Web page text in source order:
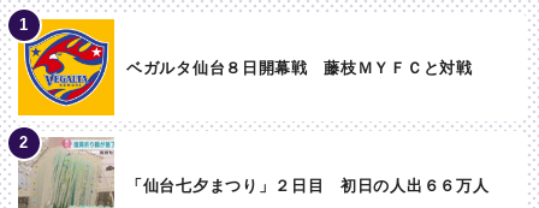
ベガルタ仙台８日開幕戦 藤枝ＭＹＦＣと対戦
「仙台七夕まつり」２日目 初日の人出６６万人